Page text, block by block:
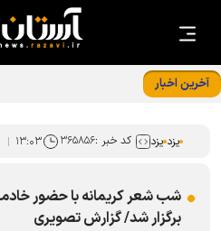
آخرین اخبار
یزد یزد کد خبر :۳۶۵۸۵۶ ۱۳:۰۳
شب شعر کریمانه با حضور
برگزار شد/ گزارش تصویری